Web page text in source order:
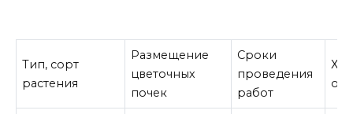
Тип, сорт
растения
Размещение
цветочных
почек
Сроки
проведения
работ